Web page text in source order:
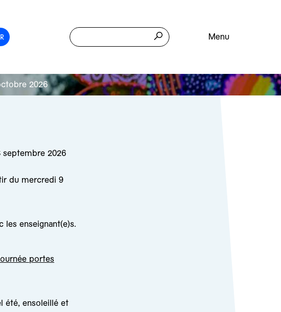
Menu
2026
septembre 2026
du mercredi 9
les enseignant(e)s.
portes
été, ensoleillé et